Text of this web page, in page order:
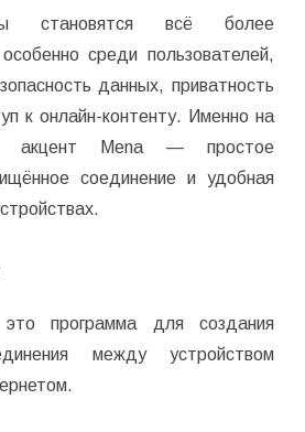
становятся всё более
среди пользователей,
данных, приватность
к онлайн-контенту. Именно на
акцент Mena — простое
соединение и удобная
программа для создания
между устройством